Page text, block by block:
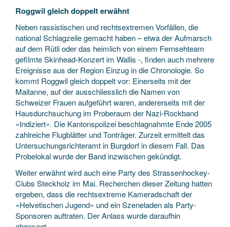
Roggwil gleich doppelt erwähnt
Neben rassistischen und rechtsextremen Vorfällen, die
national Schlagzeile gemacht haben – etwa der Aufmarsch
auf dem Rütli oder das heimlich von einem Fernsehteam
gefilmte Skinhead-Konzert im Wallis -, finden auch mehrere
Ereignisse aus der Region Einzug in die Chronologie. So
kommt Roggwil gleich doppelt vor: Einerseits mit der
Maitanne, auf der ausschliesslich die Namen von
Schweizer Frauen aufgeführt waren, andererseits mit der
Hausdurchsuchung im Proberaum der Nazi-Rockband
«Indiziert». Die Kantonspolizei beschlagnahmte Ende 2005
zahlreiche Flugblätter und Tonträger. Zurzeit ermittelt das
Untersuchungsrichteramt in Burgdorf in diesem Fall. Das
Probelokal wurde der Band inzwischen gekündigt.
Weiter erwähnt wird auch eine Party des Strassenhockey-
Clubs Steckholz im Mai. Recherchen dieser Zeitung hatten
ergeben, dass die rechtsextreme Kameradschaft der
«Helvetischen Jugend» und ein Szeneladen als Party-
Sponsoren auftraten. Der Anlass wurde daraufhin